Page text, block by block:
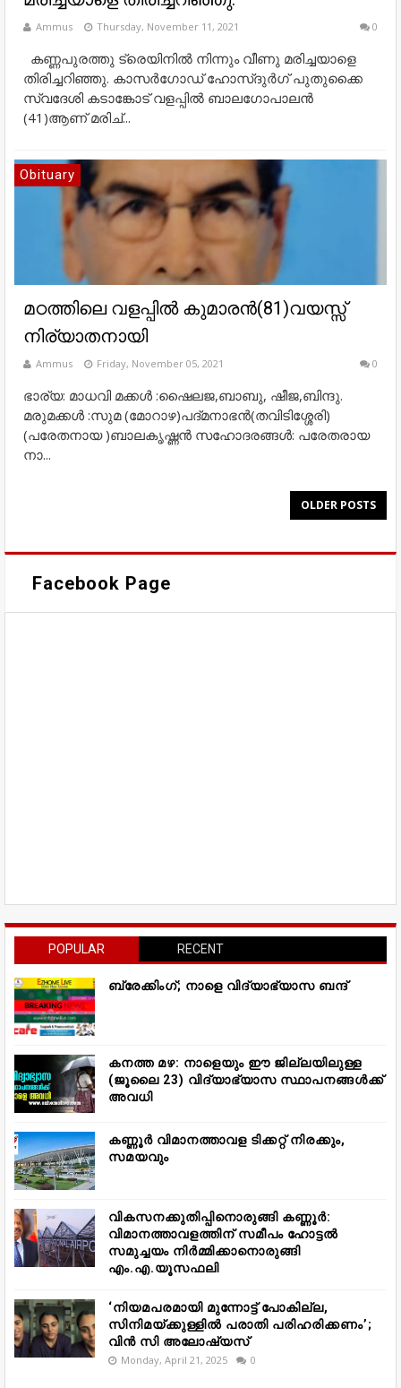
Ammus Thursday, November 11, 2021 0
കണ്ണപുരത്തു ട്രെയിനിൽ നിന്നും വീണു മരിച്ചയാളെ
തിരിച്ചറിഞ്ഞു. കാസർഗോഡ് ഹോസ്ദുർഗ് പുതുക്കൈ
സ്വദേശി കടാങ്കോട് വളപ്പിൽ ബാലഗോപാലൻ
(41)ആണ് മരിച്...
Obituary
മഠത്തിലെ വളപ്പിൽ കുമാരൻ(81)വയസ്സ്
നിര്യാതനായി
Ammus Friday, November 05, 2021 0
ഭാര്യ: മാധവി മക്കൾ :ഷൈലജ,ബാബു, ഷീജ,ബിന്ദു.
മരുമക്കൾ :സുമ (മോറാഴ)പദ്മനാഭൻ(തവിടിശ്ശേരി)
(പരേതനായ )ബാലകൃഷ്ണൻ സഹോദരങ്ങൾ: പരേതരായ
നാ...
OLDER POSTS
Facebook Page
POPULAR RECENT
ബ്രേക്കിംഗ്; നാളെ വിദ്യാഭ്യാസ ബന്ദ്
കനത്ത മഴ: നാളെയും ഈ ജില്ലയിലുള്ള
(ജൂലൈ 23) വിദ്യാഭ്യാസ സ്ഥാപനങ്ങൾക്ക്
അവധി
കണ്ണൂർ വിമാനത്താവള ടിക്കറ്റ് നിരക്കും,
സമയവും
വികസനക്കുതിപ്പിനൊരുങ്ങി കണ്ണൂർ:
വിമാനത്താവളത്തിന് സമീപം ഹോട്ടൽ
സമുച്ചയം നിർമ്മിക്കാനൊരുങ്ങി
എം.എ.യൂസഫലി
‘നിയമപരമായി മുന്നോട്ട് പോകില്ല,
സിനിമയ്ക്കുള്ളിൽ പരാതി പരിഹരിക്കണം’;
വിൻ സി അലോഷ്യസ്
Monday, April 21, 2025 0